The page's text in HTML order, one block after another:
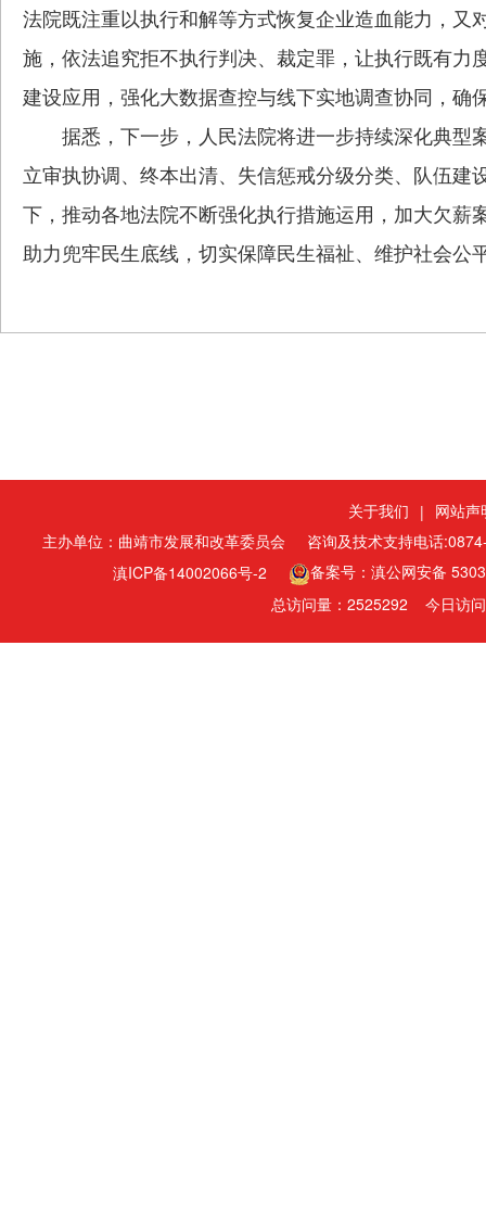
法院既注重以执行和解等方式恢复企业造血能力，
施，依法追究拒不执行判决、裁定罪，让执行既有力
建设应用，强化大数据查控与线下实地调查协同，确
据悉，下一步，人民法院将进一步持续深化典型
立审执协调、终本出清、失信惩戒分级分类、队伍建
下，推动各地法院不断强化执行措施运用，加大欠
助力兜牢民生底线，切实保障民生福祉、维护社会公
关于我们 | 网站声
主办单位：曲靖市发展和改革委员会
咨询及技术支持电话
滇ICP备14002066号-2
备案号：滇公网安备
总访问量： 2525292 今日访